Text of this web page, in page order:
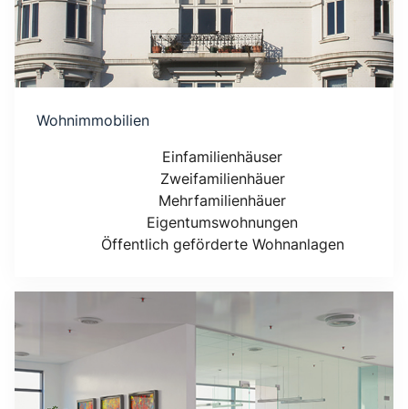
Wohnimmobilien
Einfamilienhäuser
Zweifamilienhäuer
Mehrfamilienhäuer
Eigentumswohnungen
Öffentlich geförderte Wohnanlagen